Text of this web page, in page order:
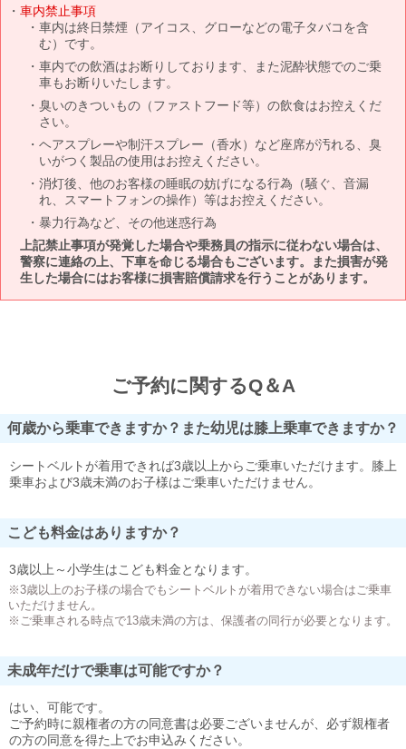
車内禁止事項
車内は終日禁煙（アイコス、グローなどの電子タバコを含
む）です。
車内での飲酒はお断りしております、また泥酔状態でのご乗
車もお断りいたします。
臭いのきついもの（ファストフード等）の飲食はお控えくだ
さい。
ヘアスプレーや制汗スプレー（香水）など座席が汚れる、臭
いがつく製品の使用はお控えください。
消灯後、他のお客様の睡眠の妨げになる行為（騒ぐ、音漏
れ、スマートフォンの操作）等はお控えください。
暴力行為など、その他迷惑行為
上記禁止事項が発覚した場合や乗務員の指示に従わない場合は、
警察に連絡の上、下車を命じる場合もございます。また損害が発
生した場合にはお客様に損害賠償請求を行うことがあります。
ご予約に関するQ＆A
何歳から乗車できますか？また幼児は膝上乗車できますか？
シートベルトが着用できれば3歳以上からご乗車いただけます。膝上
乗車および3歳未満のお子様はご乗車いただけません。
こども料金はありますか？
3歳以上～小学生はこども料金となります。
※3歳以上のお子様の場合でもシートベルトが着用できない場合はご乗車
いただけません。
※ご乗車される時点で13歳未満の方は、保護者の同行が必要となります。
未成年だけで乗車は可能ですか？
はい、可能です。
ご予約時に親権者の方の同意書は必要ございませんが、必ず親権者
の方の同意を得た上でお申込みください。